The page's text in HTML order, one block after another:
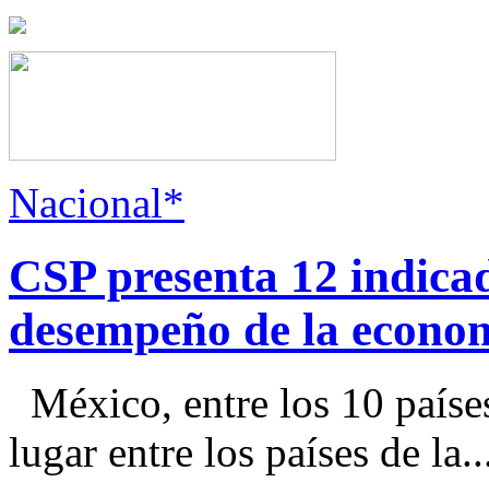
Nacional*
CSP presenta 12
desempeño de la
México, entre los 10
lugar entre los países de